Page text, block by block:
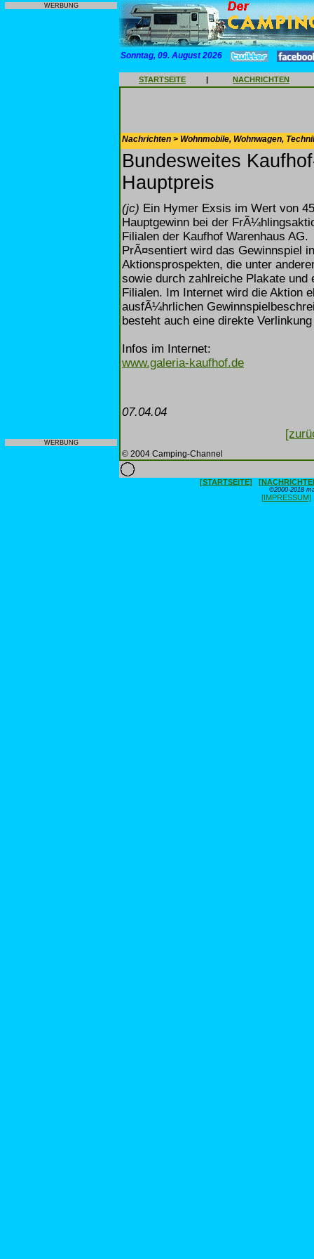
WERBUNG
WERBUNG
Sonntag, 09. August 2026
STARTSEITE | NACHRICHTEN
Nachrichten > Wohnmobile, Wohnwagen,
Bundesweites
Hauptpreis
(jc) Ein Hymer Exsis im Wert von
Hauptgewinn bei der
Filialen der Kaufhof Warenhaus AG.
PrÃ¤sentiert wird das Gewinnspiel
Aktionsprospekten, die unter
sowie durch zahlreiche Plakate und
Filialen. Im Internet wird die Aktion
ausfÃ¼hrlichen
besteht auch eine direkte
Infos im Internet:
www.galeria-kaufhof.de
07.04.04
© 2004 Camping-Channel
[STARTSEITE]
©2000-2018
[IMPRESSUM]